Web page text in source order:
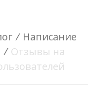
/ Написание
/ Отзывы на